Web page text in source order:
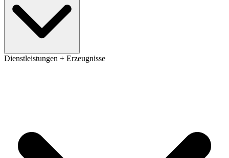
Dienstleistungen + Erzeugnisse